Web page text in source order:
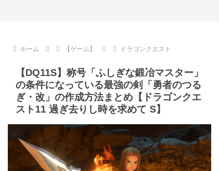
ホーム 【ゲーム】 ドラゴンクエスト
【DQ11S】称号「ふしぎな鍛冶マスター」
の条件になっている最強の剣「勇者のつる
ぎ・改」の作成方法まとめ【ドラゴンクエ
スト11 過ぎ去りし時を求めて S】